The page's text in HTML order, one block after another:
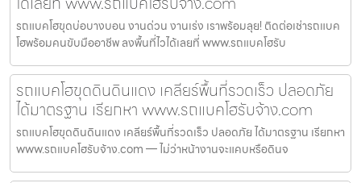
รถแบคโฮขุดบ่อบางบอน งานด่วน งานเร่ง เราพร้อมลุย! ติดต่อเช่ารถแบค
โฮพร้อมคนขับมืออาชีพ ลงพื้นที่ไวได้เลยที่ www.รถแบคโฮรับ
รถแบคโฮขุดดินดินแดง เคลียร์พื้นที่รวดเร็ว ปลอดภัย
ได้มาตรฐาน เรียกหา www.รถแบคโฮรับจ้าง.com
รถแบคโฮขุดดินดินแดง เคลียร์พื้นที่รวดเร็ว ปลอดภัย ได้มาตรฐาน เรียกหา
www.รถแบคโฮรับจ้าง.com — ไม่ว่าหน้างานจะแคบหรือดินจ